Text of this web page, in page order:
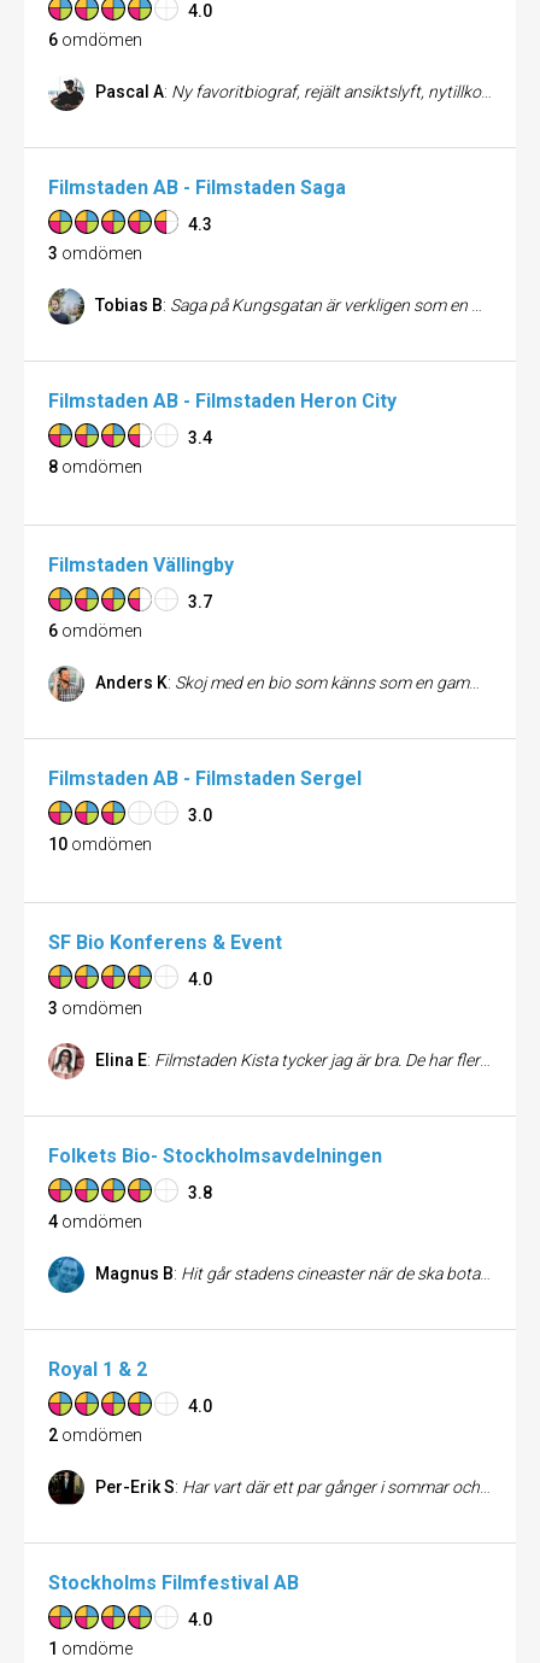
4.0
6 omdömen
Pascal A: Ny favoritbiograf, rejält ansiktslyft, nytillkommen VIP avdelning med egen bar (perfekt för afterworken) och grym ljud/bild. Bra SF
Filmstaden AB - Filmstaden Saga
4.3
3 omdömen
Tobias B: Saga på Kungsgatan är verkligen som en Biograf ska vara. Riktigt trevlig personal och mysiga salonger utan ringande mobiltelefoner eller pubertala lirare som kastar popcorn. En bra biograf helt enkelt.
Filmstaden AB - Filmstaden Heron City
3.4
8 omdömen
Filmstaden Vällingby
3.7
6 omdömen
Anders K: Skoj med en bio som känns som en gammal folkpark eller ett museum. Riktigt snyggt och man får en gammal, go biokänsla!
Filmstaden AB - Filmstaden Sergel
3.0
10 omdömen
SF Bio Konferens & Event
4.0
3 omdömen
Elina E: Filmstaden Kista tycker jag är bra. De har flera stora salonger och alltid de nyaste filmerna. Ett plus är att man kan gå och shoppa lite innan filmen börjar, eftersom andra centrum stänger långt innan klockan 9. Plus är också att de har många kassor, men ibland svårt att se vilka köer som leder till vilka kassor. Tycker även att godis och snacks ska ha en egen kö, så att man slipper stå i samma köer som de som ska köpa biljetter.
Folkets Bio- Stockholmsavdelningen
3.8
4 omdömen
Magnus B: Hit går stadens cineaster när de ska botanisera i udda filmer från landet utanför. I år har det redan varit judisk filmfestival såväl som afrikansk. Den hopplösa reklamen som annars är legio innan filmen startar är helt raderad. Här står filmen fri och på egna ben. Möjligen är staten med på nåt hörn – får man hoppas.
Royal 1 & 2
4.0
2 omdömen
Per-Erik S: Har vart där ett par gånger i sommar och kan inte säga annat än att jag har vart väldigt nöjd. Bra personal, trevlig lokal.
Stockholms Filmfestival AB
4.0
1 omdöme